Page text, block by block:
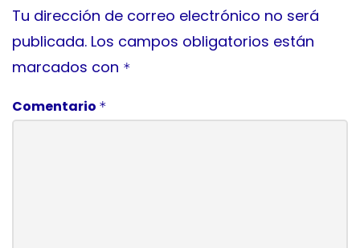
Tu dirección de correo electrónico no será
publicada. Los campos obligatorios están
marcados con *
Comentario *